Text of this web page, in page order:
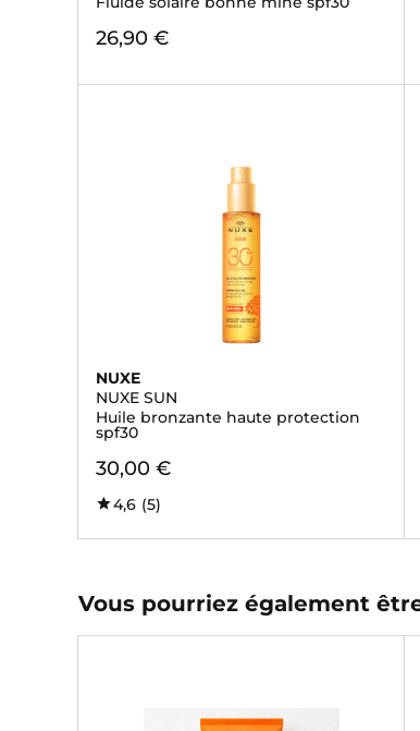
26,90 €
NUXE
NUXE SUN
Huile bronzante haute protection
spf30
30,00 €
4,6 (5)
Vous pourriez également